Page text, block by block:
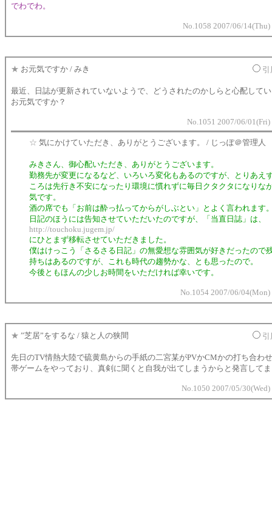
でわでわ。
No.1058 2007/06/
★ お元気ですか / みき 引
最近、日誌が更新されていないようで、どうされたのかしらと心配して
お元気ですか？
No.1051 2007/06/
☆ 気にかけていただき、ありがとうございます。 / じっぽ＠管理人
みきさん、御心配いただき、ありがとうございます。
勤務先が変更になるなど、いろいろ変化もあるのですが、とりあえ
ころは先行き不安になったり環境に慣れずに毎日クタクタになりな
気です。
酒の席でも「お前は酔っ払ってからがしぶとい」とよく言われます
日記のほうには告知させていただいたのですが、「当直日誌」は、
http://touchoku.jugem.jp/
にひとまず移転させていただきました。
僕はけっこう「さるさる日記」の無愛想な雰囲気が好きだったので
持ちはあるのですが、これも時代の趨勢かな、とも思ったので。
今後ともほんの少しお時間をいただければ幸いです。
No.1054 2007/06/
★ ”芝居”をするな / 猿と人の狭間 引
先日のTV情熱大陸で硫黄島からの手紙の二宮某がPVかCMかの打ち合わ
帯ゲームをやっており、真剣に聞くと自我が出てしまうからと発言して
No.1050 2007/05/